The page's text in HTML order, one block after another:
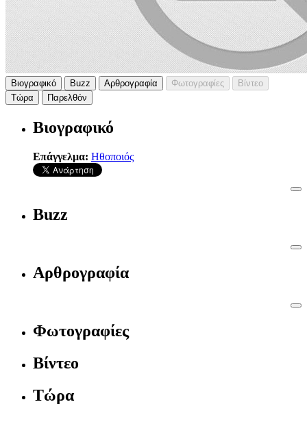
Βιογραφικό Buzz Αρθρογραφία Φωτογραφίες
Βίντεο
Τώρα
Παρελθόν
Βιογραφικό
Επάγγελμα: Ηθοποιός
Buzz
Αρθρογραφία
Φωτογραφίες
Βίντεο
Τώρα